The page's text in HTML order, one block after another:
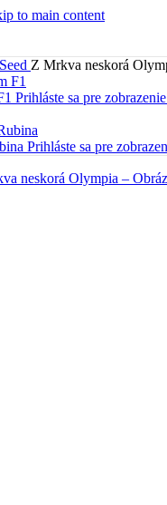
to main content
Z Mrkva neskorá
Prihláste sa pre
Prihláste sa pre